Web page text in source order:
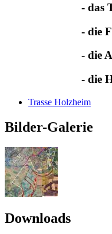
- das
- die
- die
- die Historie
Trasse Holzheim
Bilder-Galerie
Downloads